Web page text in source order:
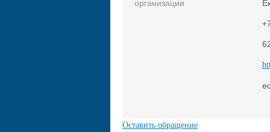
организации
Оставить обращение